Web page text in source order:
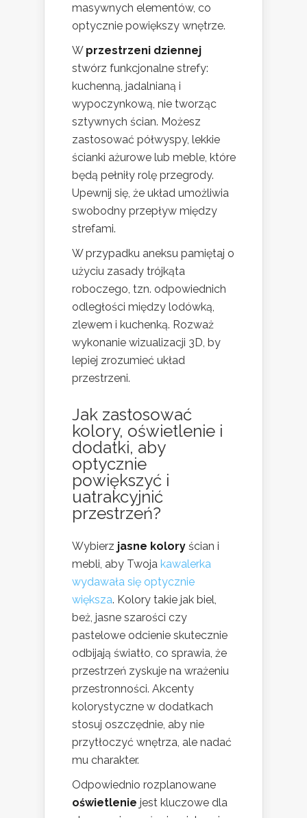
masywnych elementów, co
optycznie powiększy wnętrze.
W przestrzeni dziennej
stwórz funkcjonalne strefy:
kuchenną, jadalnianą i
wypoczynkową, nie tworząc
sztywnych ścian. Możesz
zastosować półwyspy, lekkie
ścianki ażurowe lub meble, które
będą pełniły rolę przegrody.
Upewnij się, że układ umożliwia
swobodny przepływ między
strefami.
W przypadku aneksu pamiętaj o
użyciu zasady trójkąta
roboczego, tzn. odpowiednich
odległości między lodówką,
zlewem i kuchenką. Rozważ
wykonanie wizualizacji 3D, by
lepiej zrozumieć układ
przestrzeni.
Jak zastosować
kolory, oświetlenie i
dodatki, aby
optycznie
powiększyć i
uatrakcyjnić
przestrzeń?
Wybierz jasne kolory ścian i
mebli, aby Twoja kawalerka
wydawała się optycznie
większa. Kolory takie jak biel,
beż, jasne szarości czy
pastelowe odcienie skutecznie
odbijają światło, co sprawia, że
przestrzeń zyskuje na wrażeniu
przestronności. Akcenty
kolorystyczne w dodatkach
stosuj oszczędnie, aby nie
przytłoczyć wnętrza, ale nadać
mu charakter.
Odpowiednio rozplanowane
oświetlenie jest kluczowe dla